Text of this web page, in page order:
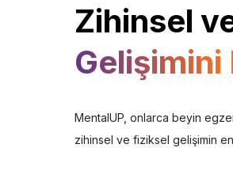
Zihinsel
Gelişimini
MentalUP, onlarca beyin
zihinsel ve fiziksel gelişimin